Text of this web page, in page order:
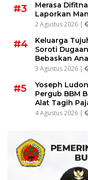
#3
Merasa
Laporkan
2 Agustus 2026 |
#4
Keluarga
Soroti
Bebaskan
3 Agustus 2026 |
#5
Yoseph
Pergub BBM
Alat Tagih
4 Agustus 2026 |